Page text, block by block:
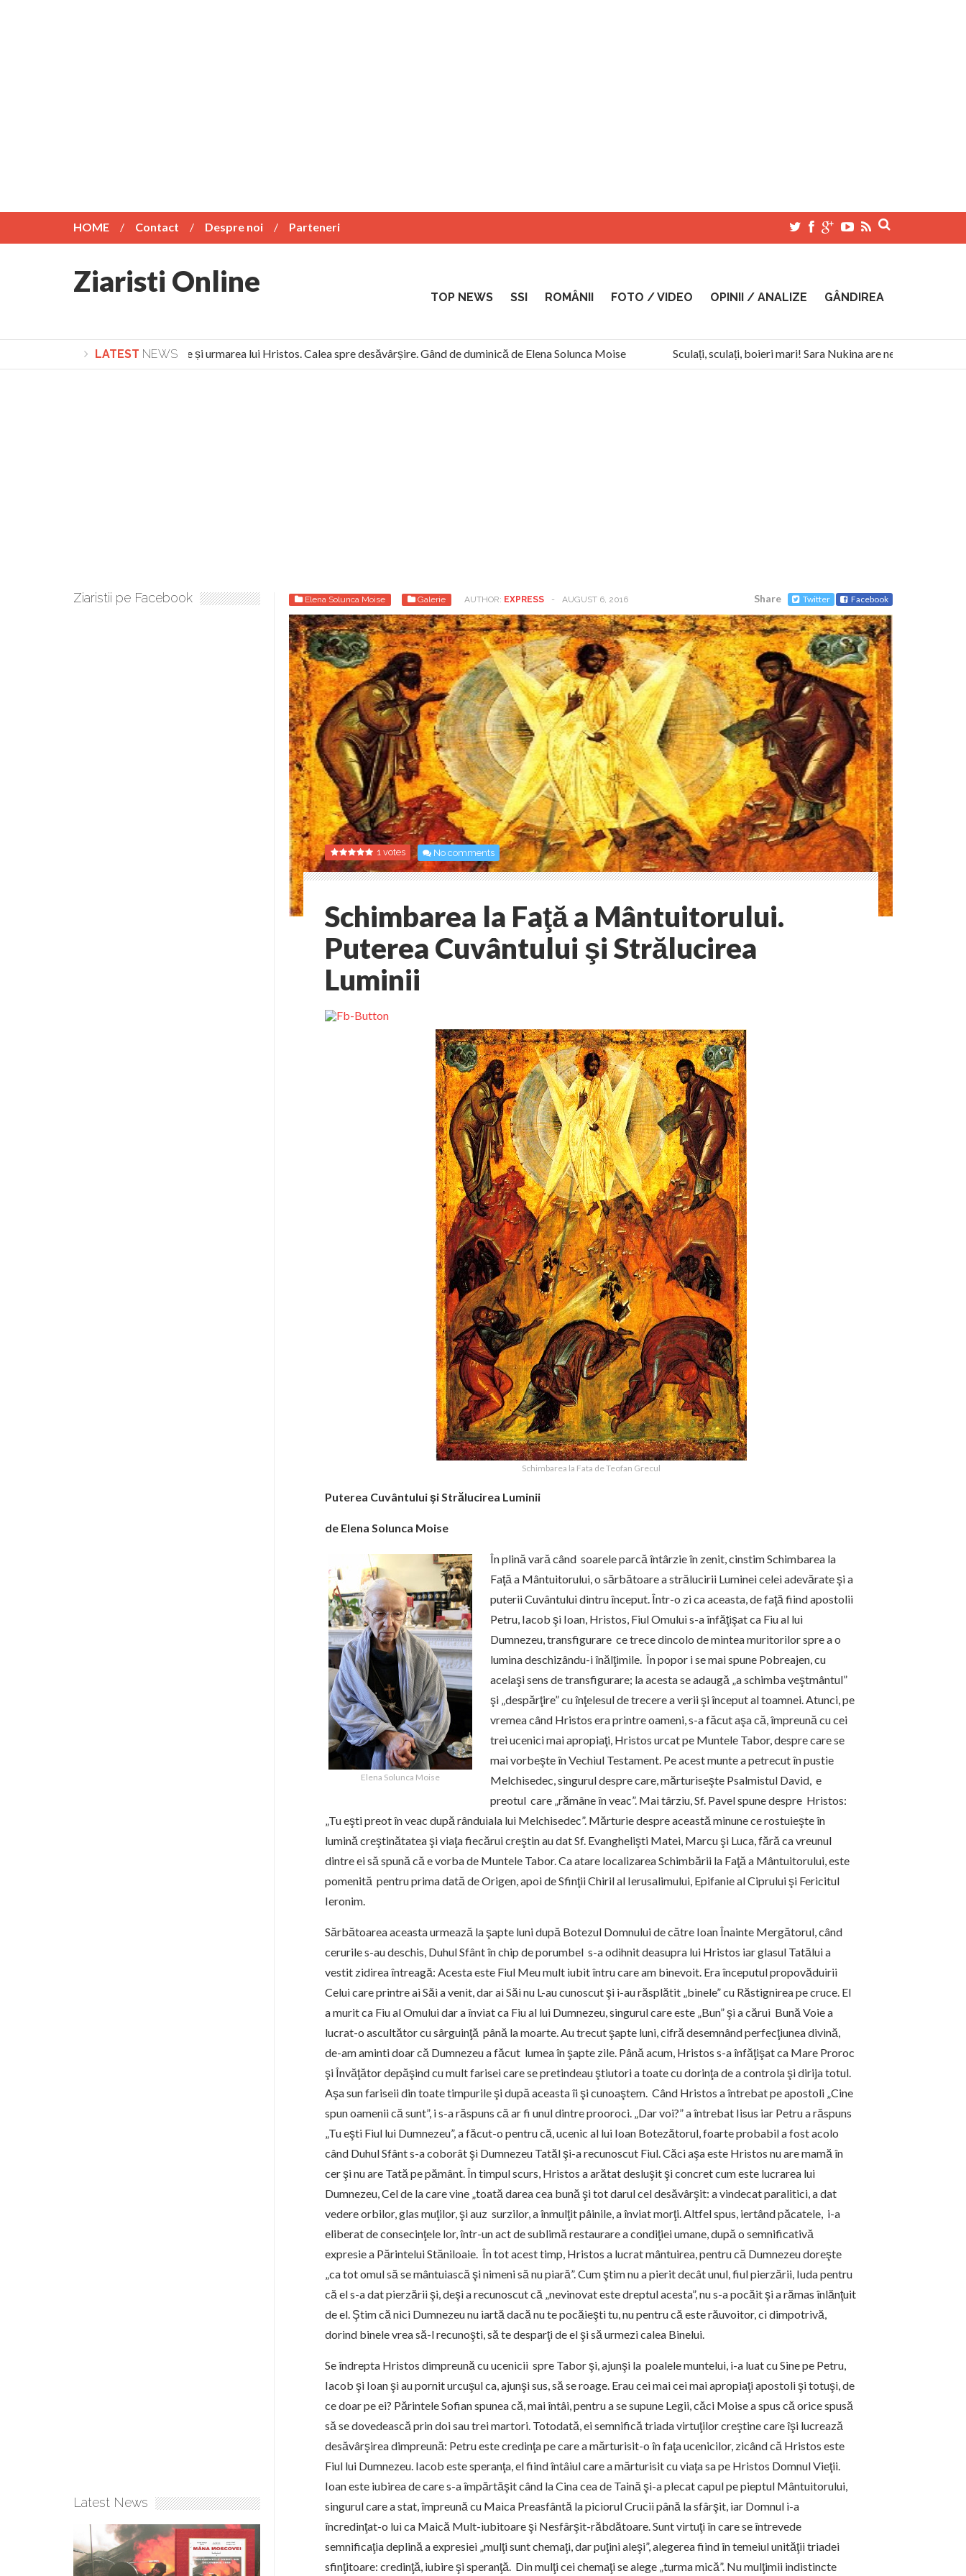
HOME Contact Despre noi Parteneri
Ziaristi Online TOP NEWS SSI ROMÂNII FOTO / VIDEO OPINII / ANALIZE GÂNDIREA
LATEST NEWS
Lepădarea de sine și urmarea lui Hristos. Calea spre desăvârșire. Gând de duminică de Elena Solunca Moise
Sculați, sculați, boieri mari! Sara Nukina are nevoie de ajutorul
Turnătorul DIE Lucian Boia înjură din nou poporul român: “românii sunt slavi, nu latini”. Fostul agent ceaușist de la Humanitas militează pentru federalizarea României
Elena Solunca Moise Galerie AUTHOR: EXPRESS - AUGUST 6, 2016 Share Twitter Facebook
1 votes No comments
Schimbarea la Faţă a Mântuitorului.
Puterea Cuvântului şi Strălucirea
Luminii
Schimbarea la Fata de Teofan Grecul
Puterea Cuvântului şi Strălucirea Luminii
de Elena Solunca Moise
Elena Solunca Moise
În plină vară când soarele parcă întârzie în zenit, cinstim Schimbarea la
Faţă a Mântuitorului, o sărbătoare a strălucirii Luminei celei adevărate şi a
puterii Cuvântului dintru început. Într-o zi ca aceasta, de faţă fiind apostolii
Petru, Iacob şi Ioan, Hristos, Fiul Omului s-a înfăţişat ca Fiu al lui
Dumnezeu, transfigurare ce trece dincolo de mintea muritorilor spre a o
lumina deschizându-i înălţimile. În popor i se mai spune Pobreajen, cu
acelaşi sens de transfigurare; la acesta se adaugă „a schimba veştmântul”
şi „despărţire” cu înţelesul de trecere a verii şi început al toamnei. Atunci, pe
vremea când Hristos era printre oameni, s-a făcut aşa că, împreună cu cei
trei ucenici mai apropiaţi, Hristos urcat pe Muntele Tabor, despre care se
mai vorbeşte în Vechiul Testament. Pe acest munte a petrecut în pustie
Melchisedec, singurul despre care, mărturiseşte Psalmistul David, e
preotul care „rămâne în veac”. Mai târziu, Sf. Pavel spune despre Hristos:
„Tu eşti preot în veac după rânduiala lui Melchisedec”. Mărturie despre această minune ce rostuieşte în
lumină creştinătatea şi viaţa fiecărui creştin au dat Sf. Evanghelişti Matei, Marcu şi Luca, fără ca vreunul
dintre ei să spună că e vorba de Muntele Tabor. Ca atare localizarea Schimbării la Faţă a Mântuitorului, este
pomenită pentru prima dată de Origen, apoi de Sfinţii Chiril al Ierusalimului, Epifanie al Ciprului şi Fericitul
Ieronim.
Sărbătoarea aceasta urmează la şapte luni după Botezul Domnului de către Ioan Înainte Mergătorul, când
cerurile s-au deschis, Duhul Sfânt în chip de porumbel s-a odihnit deasupra lui Hristos iar glasul Tatălui a
vestit zidirea întreagă: Acesta este Fiul Meu mult iubit întru care am binevoit. Era începutul propovăduirii
Celui care printre ai Săi a venit, dar ai Săi nu L-au cunoscut şi i-au răsplătit „binele” cu Răstignirea pe cruce. El
a murit ca Fiu al Omului dar a înviat ca Fiu al lui Dumnezeu, singurul care este „Bun” şi a cărui Bună Voie a
lucrat-o ascultător cu sârguinţă până la moarte. Au trecut şapte luni, cifră desemnând perfecţiunea divină,
de-am aminti doar că Dumnezeu a făcut lumea în şapte zile. Până acum, Hristos s-a înfăţişat ca Mare Proroc
şi Învăţător depăşind cu mult farisei care se pretindeau ştiutori a toate cu dorinţa de a controla şi dirija totul.
Aşa sun fariseii din toate timpurile şi după aceasta îi şi cunoaştem. Când Hristos a întrebat pe apostoli „Cine
spun oamenii că sunt”, i s-a răspuns că ar fi unul dintre prooroci. „Dar voi?” a întrebat Iisus iar Petru a răspuns
„Tu eşti Fiul lui Dumnezeu”, a făcut-o pentru că, ucenic al lui Ioan Botezătorul, foarte probabil a fost acolo
când Duhul Sfânt s-a coborât şi Dumnezeu Tatăl şi-a recunoscut Fiul. Căci aşa este Hristos nu are mamă în
cer şi nu are Tată pe pământ. În timpul scurs, Hristos a arătat desluşit şi concret cum este lucrarea lui
Dumnezeu, Cel de la care vine „toată darea cea bună şi tot darul cel desăvârşit: a vindecat paralitici, a dat
vedere orbilor, glas muţilor, şi auz surzilor, a înmulţit pâinile, a înviat morţi. Altfel spus, iertând păcatele, i-a
eliberat de consecinţele lor, într-un act de sublimă restaurare a condiţiei umane, după o semnificativă
expresie a Părintelui Stăniloaie. În tot acest timp, Hristos a lucrat mântuirea, pentru că Dumnezeu doreşte
„ca tot omul să se mântuiască şi nimeni să nu piară”. Cum ştim nu a pierit decât unul, fiul pierzării, Iuda pentru
că el s-a dat pierzării şi, deşi a recunoscut că „nevinovat este dreptul acesta”, nu s-a pocăit şi a rămas înlănţuit
de el. Ştim că nici Dumnezeu nu iartă dacă nu te pocăieşti tu, nu pentru că este răuvoitor, ci dimpotrivă,
dorind binele vrea să-l recunoşti, să te desparţi de el şi să urmezi calea Binelui.
Se îndrepta Hristos dimpreună cu ucenicii spre Tabor şi, ajunşi la poalele muntelui, i-a luat cu Sine pe Petru,
Iacob şi Ioan şi au pornit urcuşul ca, ajunşi sus, să se roage. Erau cei mai cei mai apropiaţi apostoli şi totuşi, de
ce doar pe ei? Părintele Sofian spunea că, mai întâi, pentru a se supune Legii, căci Moise a spus că orice spusă
să se dovedească prin doi sau trei martori. Totodată, ei semnifică triada virtuţilor creştine care îşi lucrează
desăvârşirea dimpreună: Petru este credinţa pe care a mărturisit-o în faţa ucenicilor, zicând că Hristos este
Fiul lui Dumnezeu. Iacob este speranţa, el fiind întâiul care a mărturisit cu viaţa sa pe Hristos Domnul Vieţii.
Ioan este iubirea de care s-a împărtăşit când la Cina cea de Taină şi-a plecat capul pe pieptul Mântuitorului,
singurul care a stat, împreună cu Maica Preasfântă la piciorul Crucii până la sfârşit, iar Domnul i-a
încredinţat-o lui ca Maică Mult-iubitoare şi Nesfârşit-răbdătoare. Sunt virtuţi în care se întrevede
semnificaţia deplină a expresiei „mulţi sunt chemaţi, dar puţini aleşi”, alegerea fiind în temeiul unităţii triadei
sfinţitoare: credinţă, iubire şi speranţă. Din mulţi cei chemaţi se alege „turma mică”. Nu mulţimii indistincte
Ziaristii pe Facebook
Latest News